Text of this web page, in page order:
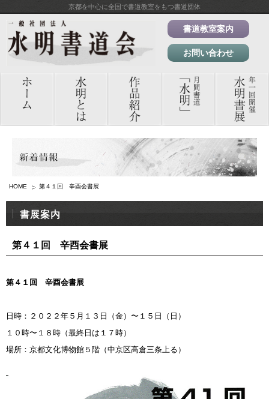
京都を中心に全国で書道教室をもつ書道団体
書道教室案内
お問い合わせ
HOME 第４１回 辛酉会書展
書展案内
第４１回 辛酉会書展
第４１回 辛酉会書展
日時：２０２２年５月１３日（金）〜１５日（日）
１０時〜１８時（最終日は１７時）
場所：京都文化博物館５階（中京区高倉三条上る）